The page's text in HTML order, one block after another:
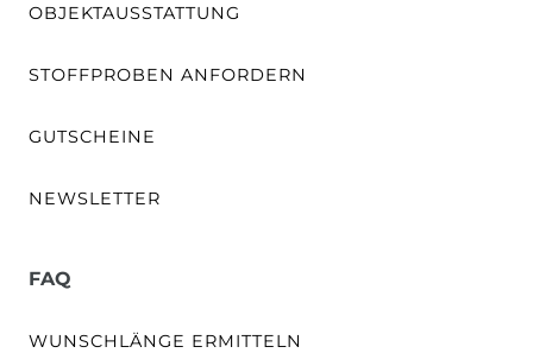
OBJEKTAUSSTATTUNG
STOFFPROBEN ANFORDERN
GUTSCHEINE
NEWSLETTER
FAQ
WUNSCHLÄNGE ERMITTELN